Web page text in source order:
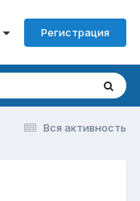
Регистрация
Вся активность